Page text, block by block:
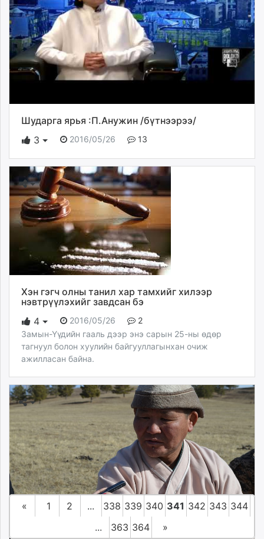
Шударга ярья :П.Анужин /бүтнээрээ/
3
2016/05/26 13
Хэн гэгч олны танил хар тамхийг хилээр
нэвтрүүлэхийг завдсан бэ
4
2016/05/26
2
Замын-Үүдийн гааль дээр энэ сарын 25-ны өдөр
тагнуул болон хуулийн байгууллагынхан очиж
ажилласан байна.
« 1 2 ... 338 339 340 341 342 343 344
...
363 364 »